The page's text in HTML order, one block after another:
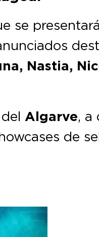
se
Nastia,
Algarve, a
de